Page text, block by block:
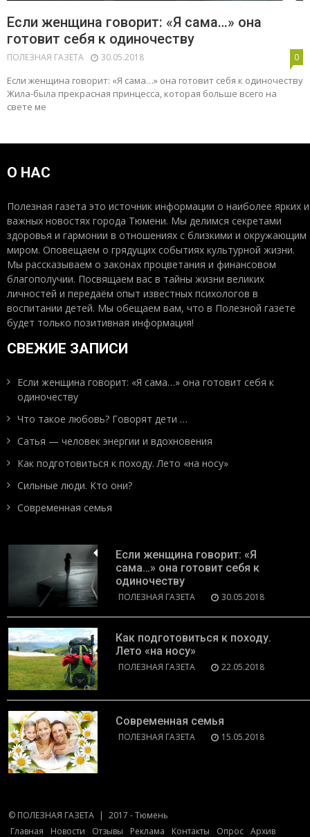
Если женщина говорит: «Я сама…» она
готовит себя к одиночеству
ПОЛЕЗНАЯ ГАЗЕТА 30.05.2018 0
Если женщина говорит: «Я сама…» она готовит себя к одиночеству
Жила-была прекрасная принцесса, которая больше всего на
свете ме
О НАС
Полезная газета это источник информации о наиболее ярких и
важных новостях города Тюмени. Мы делимся секретами
здоровья и гармонии в отношениях с близкими и окружающим
миром. Оповещаем о грядущих событиях культурной жизни.
Мы рассказываем о законах процветания и финансовом
благополучии. Посвящаем вас в тайны жизни великих
личностей и передаём опыт известных психологов в
воспитании детей. Мы обещаем вам, что в Полезной газете
будет только позитивная информация!
СВЕЖИЕ ЗАПИСИ
Если женщина говорит: «Я сама…» она готовит себя к
одиночеству
Что такое любовь? Говорят дети …
Сатья — человек энергии и вдохновения
Как подготовиться к походу. Лето «на носу»
Сильные люди. Кто они?
Современная семья
Если женщина говорит: «Я
сама…» она готовит себя к
одиночеству
ПОЛЕЗНАЯ ГАЗЕТА 30.05.2018
Как подготовиться к походу.
Лето «на носу»
ПОЛЕЗНАЯ ГАЗЕТА 22.05.2018
Современная семья
ПОЛЕЗНАЯ ГАЗЕТА 15.05.2018
© ПОЛЕЗНАЯ ГАЗЕТА | 2017 - Тюмень
Главная
Новости Отзывы Реклама Контакты Опрос Архив